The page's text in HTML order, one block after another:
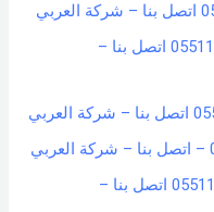
شركة تنظيف مكيفات بحائل – 0551154864 اتصل بنا –
شركة تنظيف مجالس بحائل – 0551154864 اتصل بنا –